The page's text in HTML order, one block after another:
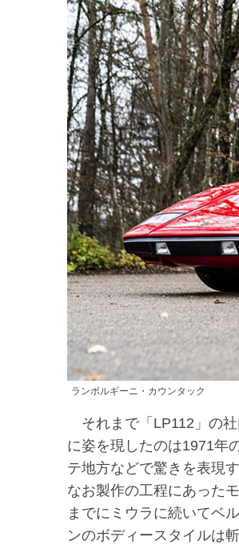
ランボルギーニ・カウンタック
それまで「LP112」の
に姿を現したのは1971年
テ地方などで驚きを表現
なお製作の工程にあった
までにミウラに続いてベ
ンのボディースタイルは